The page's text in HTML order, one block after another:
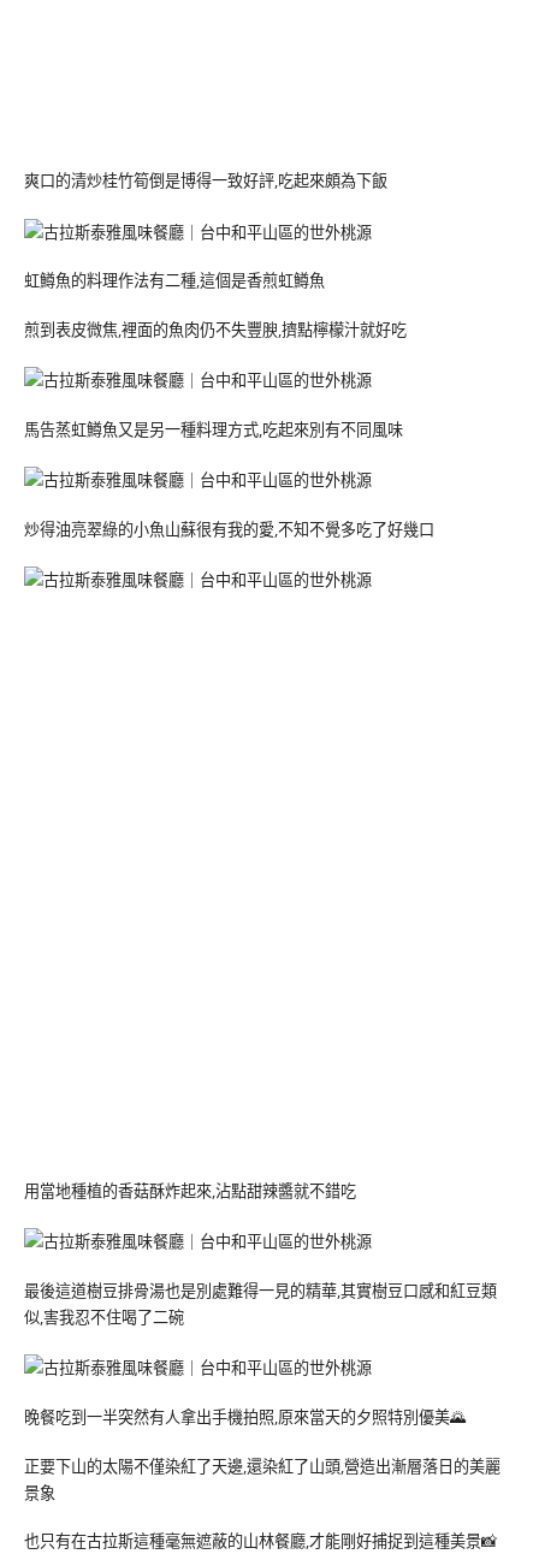
爽口的清炒桂竹筍倒是博得一致好評,吃起來頗為下飯
虹鱒魚的料理作法有二種,這個是香煎虹鱒魚
煎到表皮微焦,裡面的魚肉仍不失豐腴,擠點檸檬汁就好吃
馬告蒸虹鱒魚又是另一種料理方式,吃起來別有不同風味
炒得油亮翠綠的小魚山蘇很有我的愛,不知不覺多吃了好幾口
用當地種植的香菇酥炸起來,沾點甜辣醬就不錯吃
最後這道樹豆排骨湯也是別處難得一見的精華,其實樹豆口感和紅豆類
似,害我忍不住喝了二碗
晚餐吃到一半突然有人拿出手機拍照,原來當天的夕照特別優美🌄
正要下山的太陽不僅染紅了天邊,還染紅了山頭,營造出漸層落日的美麗
景象
也只有在古拉斯這種毫無遮蔽的山林餐廳,才能剛好捕捉到這種美景📸